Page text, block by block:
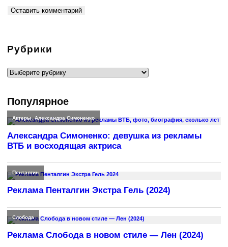
Рубрики
Рубрики
Популярное
Актеры,Александра Симоненко
Александра Симоненко: девушка из рекламы
ВТБ и восходящая актриса
Пенталгин
Реклама Пенталгин Экстра Гель (2024)
Слобода
Реклама Слобода в новом стиле — Лен (2024)